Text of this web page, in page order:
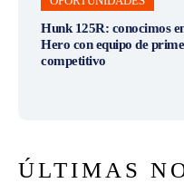
Hunk 125R: conocimos
Hero con equipo de
competitivo
ÚLTIMAS